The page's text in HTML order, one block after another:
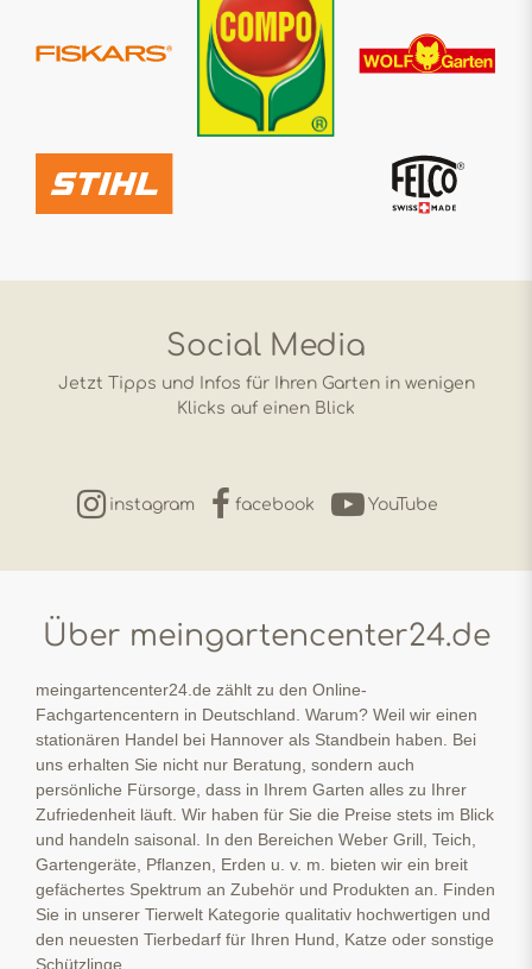
Social Media
Jetzt Tipps und Infos für Ihren Garten in wenigen
Klicks auf einen Blick
instagram facebook YouTube
Über meingartencenter24.de
meingartencenter24.de zählt zu den Online-
Fachgartencentern in Deutschland. Warum? Weil wir einen
stationären Handel bei Hannover als Standbein haben. Bei
uns erhalten Sie nicht nur Beratung, sondern auch
persönliche Fürsorge, dass in Ihrem Garten alles zu Ihrer
Zufriedenheit läuft. Wir haben für Sie die Preise stets im Blick
und handeln saisonal. In den Bereichen Weber Grill, Teich,
Gartengeräte, Pflanzen, Erden u. v. m. bieten wir ein breit
gefächertes Spektrum an Zubehör und Produkten an. Finden
Sie in unserer Tierwelt Kategorie qualitativ hochwertigen und
den neuesten Tierbedarf für Ihren Hund, Katze oder sonstige
Schützlinge.